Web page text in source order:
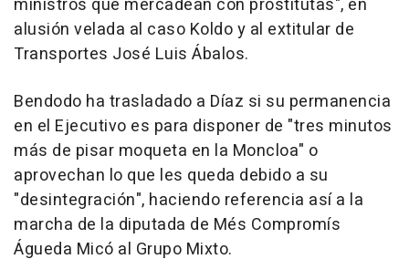
ministros que mercadean con prostitutas", en
alusión velada al caso Koldo y al extitular de
Transportes José Luis Ábalos.
Bendodo ha trasladado a Díaz si su permanencia
en el Ejecutivo es para disponer de "tres minutos
más de pisar moqueta en la Moncloa" o
aprovechan lo que les queda debido a su
"desintegración", haciendo referencia así a la
marcha de la diputada de Més Compromís
Águeda Micó al Grupo Mixto.